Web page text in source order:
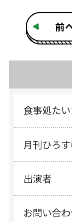
前
食事処た
月刊ひろ
出演者
お問い合